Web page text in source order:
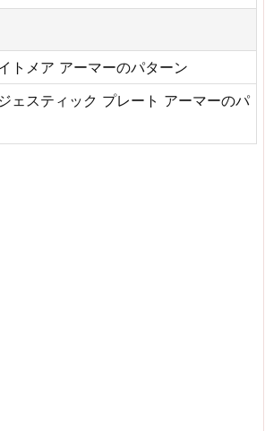
トメア アーマーのパターン
ェスティック プレート アーマーのパ